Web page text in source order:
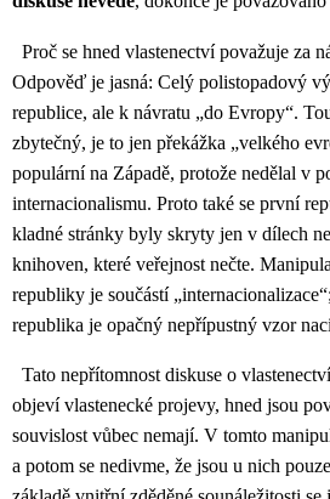
Proč se hned vlastenectví považuje za
Odpověď je jasná: Celý polistopadový
republice, ale k návratu „do Evropy“.
zbytečný, je to jen překážka „velkého
populární na Západě, protože nedělal v
internacionalismu. Proto také se první
kladné stránky byly skryty jen v dílech
knihoven, které veřejnost nečte.
republiky je součástí
republika je opačný nepřípustný vzor
Tato nepřítomnost diskuse o
objeví vlastenecké projevy, hned jsou
souvislost vůbec nemají. V tomto
a potom se nedivme, že jsou u nich